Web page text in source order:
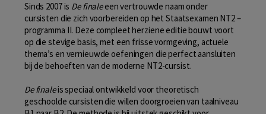
Sinds 2007 is De finaleeen vertrouwde naam onder
cursisten die zich voorbereiden op het Staatsexamen NT2 –
programma II. Deze compleet herziene editie bouwt voort
op die stevige basis, met een frisse vormgeving, actuele
thema’s en vernieuwde oefeningen die perfect aansluiten
bij de behoeften van de moderne NT2-cursist.
De finaleis speciaal ontwikkeld voor theoretisch
geschoolde cursisten die willen doorgroeien van taalniveau